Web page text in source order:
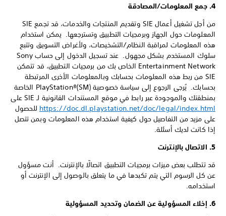
4. جمع المعلومات/المصادقة
من أجل تشغيل أعمال SIE وتقديم المنتجات والخدمات، قد تجمع SIE
المعلومات حول الجهاز وبرمجيات التطبيق وتسترجعها. يمكن استخدام
هذه المعلومات لمراقبة النظام/التشخيصات، ولأغراض التسويق وتتبع
سلوك المستخدم بشكل مجهول. عند تسجيل الدخول إلى حساب Sony
Entertainment Network الخاص بك من برمجيات التطبيق، قد تتمكن
SIE من ربط هذه المعلومات بحسابك وبالمعلومات الأخرى المرتبطة
بحسابك. يُرجى الرجوع إلى سياسة خصوصية PlayStation®(SM) الخاصة
بمنطقتك والموجودة عبر رابط في موقع المستندات القانونية لـ SIE على
https://doc.dl.playstation.net/doc/legal/index.html للحصول
على مزيد من التفاصيل حول كيفية استخدام هذه المعلومات وبمن تتصل
إذا كانت لديك أسئلة.
5. الاتصال بالإنترنت
قد تتطلب بعض ميزات برمجيات التطبيق اتصالًا بالإنترنت. أنت مسؤول
عن كل الرسوم التي يتم تكبدها في ما يتعلق بالوصول إلى الإنترنت أو
استخدامه.
6. إخلاء المسؤولية عن الضمان وتحديد المسؤولية